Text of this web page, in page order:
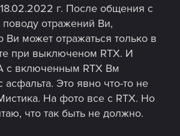
г. После общения с
отражений Ви,
Ви может отражаться только в
при выключеном RTX. И
с включенным RTX Вм
асфальта. Это явно что-то не
На фото все с RTX. Но
что так быть не должно.